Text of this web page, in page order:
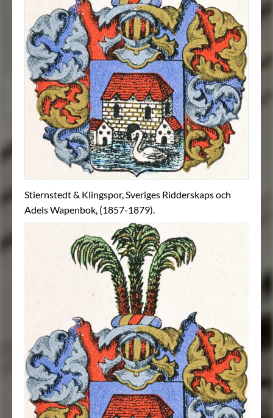
Stiernstedt & Klingspor, Sveriges Ridderskaps och
Adels Wapenbok, (1857-1879).